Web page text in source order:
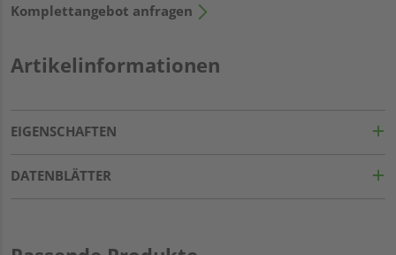
Komplettangebot anfragen
Artikelinformationen
EIGENSCHAFTEN
DATENBLÄTTER